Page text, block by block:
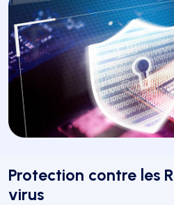
Protection contre les
virus